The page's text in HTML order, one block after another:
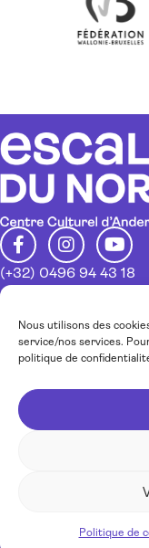
Nous utilisons des
service/nos services.
politique de
Politique de
(+32) 0496 94 43 18
info@escaledunord.net
Restez au
Inscrivez-vous à
politique
© Escale du Nord